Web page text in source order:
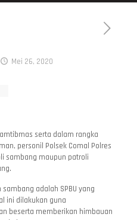
Mei 26, 2020
serta dalam rangka
personil Polsek Comal Polres
sambang maupun patroli
adalah SPBU yang
ini dilakukan guna
beserta memberikan himbauan